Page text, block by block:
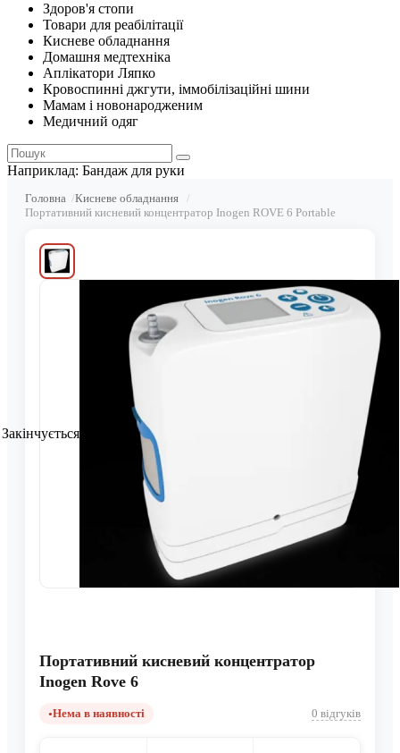
Здоров'я стопи
Товари для реабілітації
Кисневе обладнання
Домашня медтехніка
Аплікатори Ляпко
Кровоспинні джгути, іммобілізаційні шини
Мамам і новонародженим
Медичний одяг
Наприклад: Бандаж для руки
Головна
Кисневе обладнання
Портативний кисневий концентратор Inogen ROVE 6 Portable
Закінчується
Портативний кисневий концентратор
Inogen Rove 6
Нема в наявності 0 відгуків